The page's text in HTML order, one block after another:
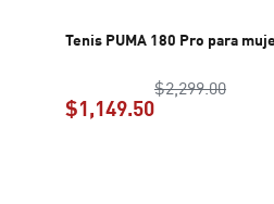
Tenis PUMA 180 Pro para
$2,299.00
$1,149.50